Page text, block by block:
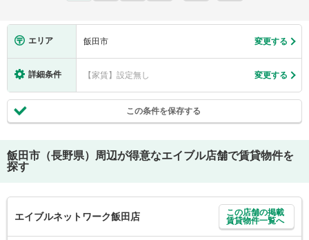
エリア 飯田市 変更する
詳細条件 【家賃】設定無し 変更する
この条件を保存する
飯田市（長野県）
周辺が得意なエイブル店舗で賃貸物件を
探す
エイブルネットワーク飯田店
この店舗の掲載
賃貸物件一覧へ